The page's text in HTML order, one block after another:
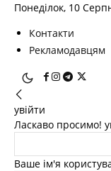
Понеділок, 10
Контакти
Рекламодавцям
увійти
Ласкаво просимо!
Ваше ім'я